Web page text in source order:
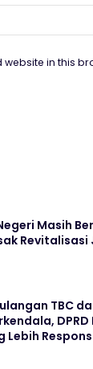
in this
Masih
TBC
Lebih